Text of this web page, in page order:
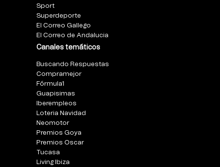
Sport
Superdeporte
El Correo Gallego
El Correo de Andalucia
Canales temáticos
Buscando Respuestas
Compramejor
Fórmula1
Guapisimas
Iberempleos
Loteria Navidad
Neomotor
Premios Goya
Premios Oscar
Tucasa
Living Ibiza